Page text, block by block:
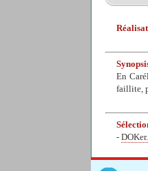
En
faillite,
-